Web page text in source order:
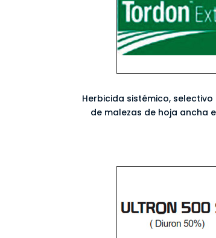
Herbicida sistémico,
de malezas de hoja ancha